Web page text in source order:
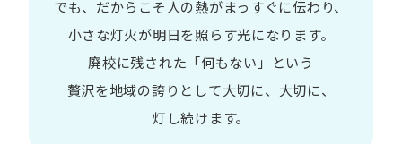
でも、​だから​こそ 人の​熱が​まっすぐに​伝わり、
小さな​灯火が​明日を​照らす光に​なります。
廃校に​残された​「何も​ない」と​いう​
贅沢を地域の​誇りと​して大切に、​大切に、​
灯し続けます。​